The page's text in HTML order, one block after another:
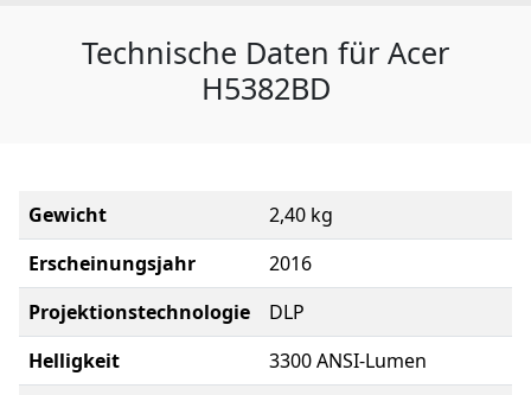
Technische Daten für Acer
H5382BD
Gewicht
2,40 kg
Erscheinungsjahr
2016
Projektionstechnologie
DLP
Helligkeit
3300 ANSI-Lumen